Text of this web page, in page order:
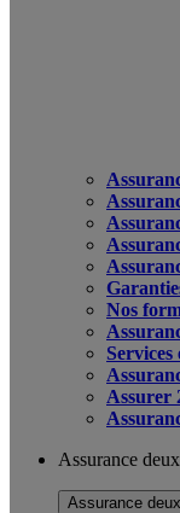
Nos
Assurer
Assurance
Assurance